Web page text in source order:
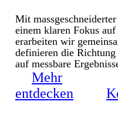
Mit
einem klaren Fokus
erarbeiten wir
definieren die
auf messbare
Mehr
entdecken